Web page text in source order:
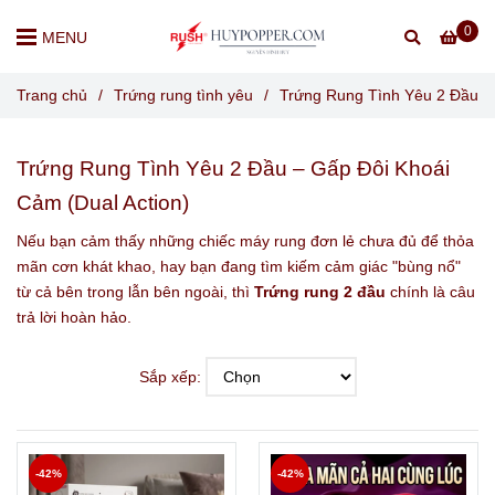
0
MENU
Trang chủ / Trứng rung tình yêu / Trứng Rung Tình Yêu 2 Đầu
Trứng Rung Tình Yêu 2 Đầu – Gấp Đôi Khoái
Cảm (Dual Action)
Nếu bạn cảm thấy những chiếc máy rung đơn lẻ chưa đủ để thỏa
mãn cơn khát khao, hay bạn đang tìm kiếm cảm giác "bùng nổ"
từ cả bên trong lẫn bên ngoài, thì Trứng rung 2 đầu chính là câu
trả lời hoàn hảo.
Sắp xếp:
-42% -42%